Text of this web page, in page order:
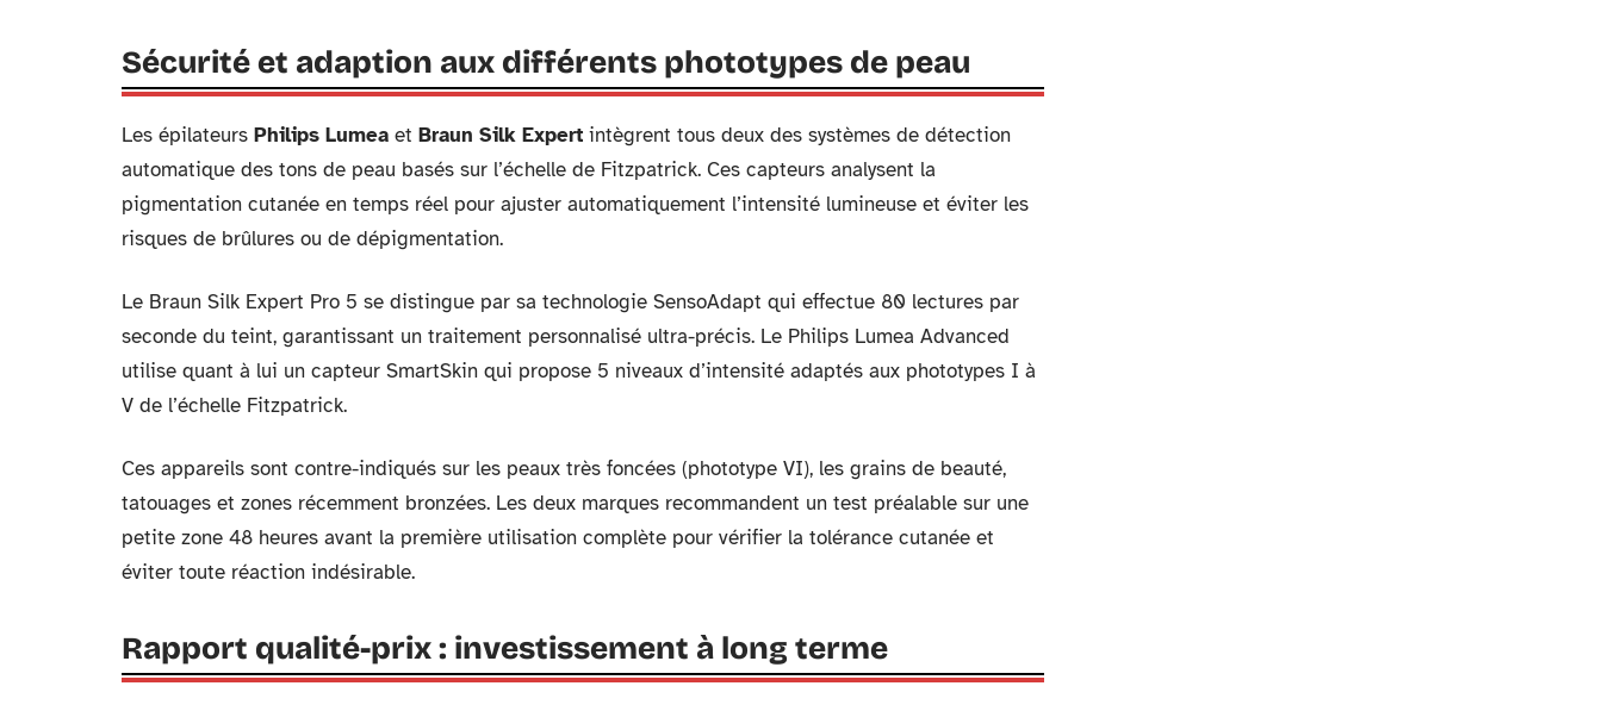
Sécurité et adaption aux différents phototypes de peau
Les épilateurs Philips Lumea et Braun Silk Expert intègrent tous deux des systèmes de détection
automatique des tons de peau basés sur l’échelle de Fitzpatrick. Ces capteurs analysent la
pigmentation cutanée en temps réel pour ajuster automatiquement l’intensité lumineuse et éviter les
risques de brûlures ou de dépigmentation.
Le Braun Silk Expert Pro 5 se distingue par sa technologie SensoAdapt qui effectue 80 lectures par
seconde du teint, garantissant un traitement personnalisé ultra-précis. Le Philips Lumea Advanced
utilise quant à lui un capteur SmartSkin qui propose 5 niveaux d’intensité adaptés aux phototypes I à
V de l’échelle Fitzpatrick.
Ces appareils sont contre-indiqués sur les peaux très foncées (phototype VI), les grains de beauté,
tatouages et zones récemment bronzées. Les deux marques recommandent un test préalable sur une
petite zone 48 heures avant la première utilisation complète pour vérifier la tolérance cutanée et
éviter toute réaction indésirable.
Rapport qualité-prix : investissement à long terme